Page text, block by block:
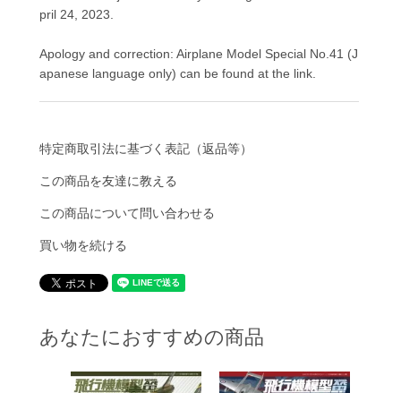
pril 24, 2023.
Apology and correction: Airplane Model Special No.41 (J
apanese language only) can be found at the link.
特定商取引法に基づく表記（返品等）
この商品を友達に教える
この商品について問い合わせる
買い物を続ける
あなたにおすすめの商品